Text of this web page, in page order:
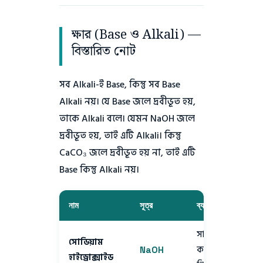
ক্ষার (Base ও Alkali) —
বিস্তারিত নোট
সব Alkali-ই Base, কিন্তু সব Base
Alkali নয়। যে Base জলে দ্রবীভূত হয়,
তাকে Alkali বলে। যেমন NaOH জলে
দ্রবীভূত হয়, তাই এটি Alkali। কিন্তু
CaCO₃ জলে দ্রবীভূত হয় না, তাই এটি
Base কিন্তু Alkali নয়।
নাম সূত্র ব্যবহার
সোডিয়াম
হাইড্রোক্সাইড
NaOH
সাবান,
কাগজ, ড্রেন